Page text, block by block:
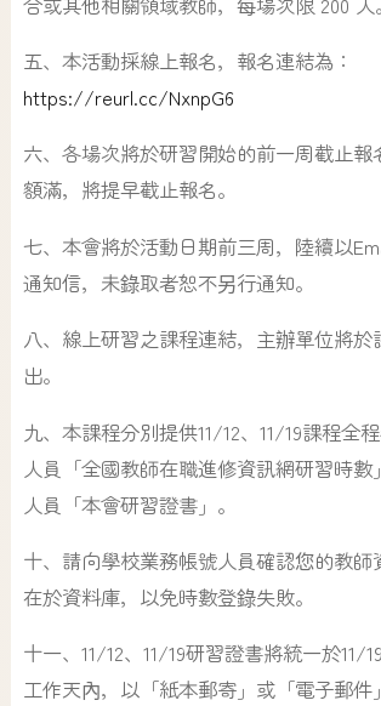
五、本活動採線上報名，報名連結為：
https://reurl.cc/NxnpG6
六、各場次將於研習開始的前一周截止報
額滿，將提早截止報名。
七、本會將於活動日期前三周，陸續以
通知信，未錄取者恕不另行通知。
八、線上研習之課程連結，主辦單位將於
出。
九、本課程分別提供11/12、11/19課程全
人員「全國教師在職進修資訊網研習時
人員「本會研習證書」。
十、請向學校業務帳號人員確認您的教師
在於資料庫，以免時數登錄失敗。
十一、11/12、11/19研習證書將統一於11/
工作天內，以「紙本郵寄」或「電子郵件